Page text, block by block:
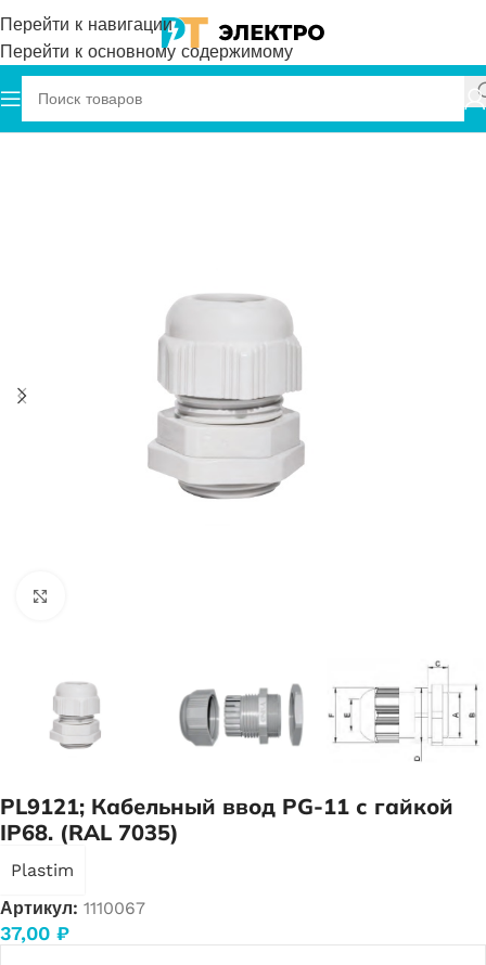
Перейти к навигации
Перейти к основному содержимому
Главная Plastim
PL9121; Кабельный ввод PG-11 с гайкой
IP68. (RAL 7035)
Plastim
Артикул: 1110067
37,00 ₽